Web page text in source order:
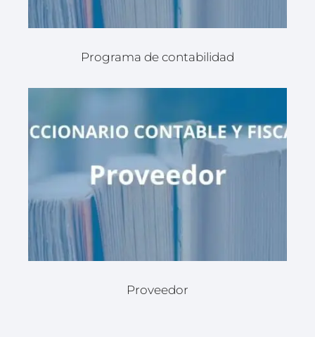
Programa de contabilidad
Proveedor